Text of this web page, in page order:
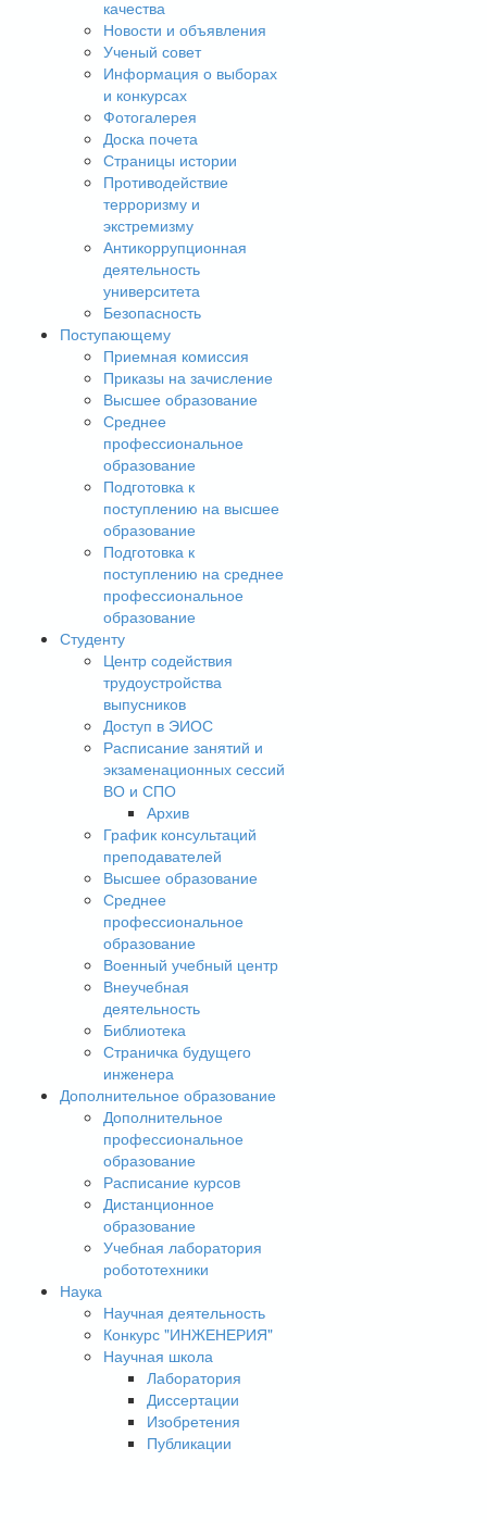
качества
Новости и объявления
Ученый совет
Информация о выборах
и конкурсах
Фотогалерея
Доска почета
Страницы истории
Противодействие
терроризму и
экстремизму
Антикоррупционная
деятельность
университета
Безопасность
Поступающему
Приемная комиссия
Приказы на зачисление
Высшее образование
Среднее
профессиональное
образование
Подготовка к
поступлению на высшее
образование
Подготовка к
поступлению на среднее
профессиональное
образование
Студенту
Центр содействия
трудоустройства
выпусников
Доступ в ЭИОС
Расписание занятий и
экзаменационных сессий
ВО и СПО
Архив
График консультаций
преподавателей
Высшее образование
Среднее
профессиональное
образование
Военный учебный центр
Внеучебная
деятельность
Библиотека
Страничка будущего
инженера
Дополнительное образование
Дополнительное
профессиональное
образование
Расписание курсов
Дистанционное
образование
Учебная лаборатория
робототехники
Наука
Научная деятельность
Конкурс "ИНЖЕНЕРИЯ"
Научная школа
Лаборатория
Диссертации
Изобретения
Публикации